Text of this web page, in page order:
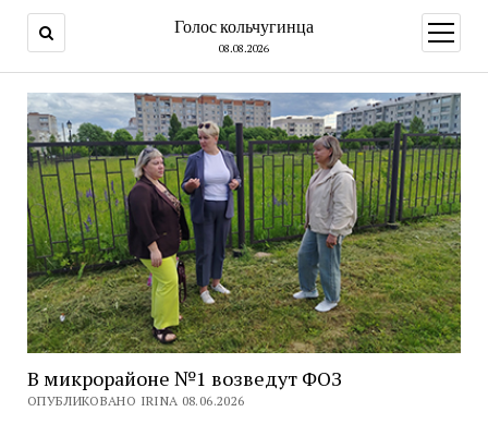
Голос кольчугинца
08.08.2026
меню
В микрорайоне №1 возведут ФОЗ
ОПУБЛИКОВАНО IRINA 08.06.2026